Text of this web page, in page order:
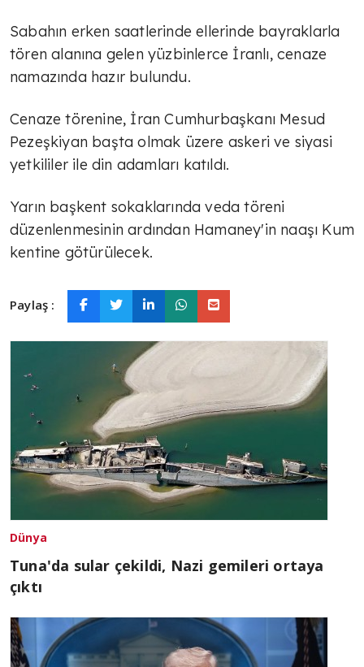
Sabahın erken saatlerinde ellerinde bayraklarla
tören alanına gelen yüzbinlerce İranlı, cenaze
namazında hazır bulundu.
Cenaze törenine, İran Cumhurbaşkanı Mesud
Pezeşkiyan başta olmak üzere askeri ve siyasi
yetkililer ile din adamları katıldı.
Yarın başkent sokaklarında veda töreni
düzenlenmesinin ardından Hamaney'in naaşı Kum
kentine götürülecek.
Paylaş :
Dünya
Tuna'da sular çekildi, Nazi gemileri ortaya
çıktı